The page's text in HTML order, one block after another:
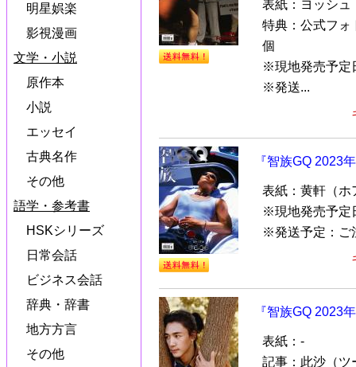
明星娯楽
影視漫画
文学・小説
原作本
小説
エッセイ
古典名作
その他
語学・参考書
HSKシリーズ
日常会話
ビジネス会話
辞典・辞書
地方方言
その他
表紙：ヨッシュ
特典：公式フォ
個
※現地発売予定
※発送...
『智族GQ 2023
表紙：黄軒（ホ
※現地発売予定
※発送予定：ご
『智族GQ 2023
表紙：-
記事：此沙（ツ